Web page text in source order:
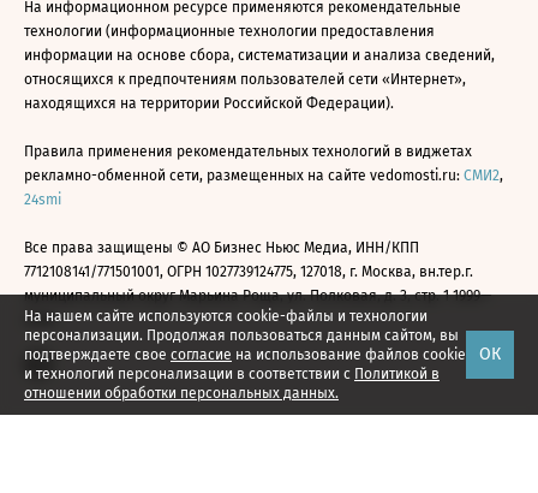
На нашем сайте используются cookie-файлы и технологии
персонализации. Продолжая пользоваться данным сайтом, вы
подтверждаете свое согласие на использование файлов cookie
и технологий персонализации в соответствии с Политикой в
отношении обработки персональных данных.
ОК
На информационном ресурсе применяются рекомендательные
технологии (информационные технологии предоставления
информации на основе сбора, систематизации и анализа сведений,
относящихся к предпочтениям пользователей сети «Интернет»,
находящихся на территории Российской Федерации).
Правила применения рекомендательных технологий в виджетах
рекламно-обменной сети, размещенных на сайте vedomosti.ru: СМИ2,
24smi
Все права защищены © АО Бизнес Ньюс Медиа, ИНН/КПП
7712108141/771501001, ОГРН 1027739124775, 127018, г. Москва, вн.тер.г.
муниципальный округ Марьина Роща, ул. Полковая, д. 3, стр. 1 1999—
2026